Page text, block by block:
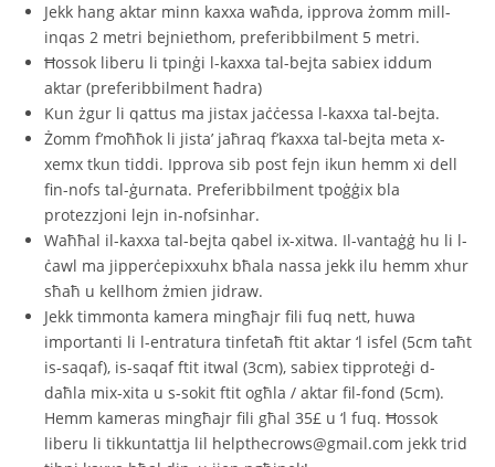
Jekk hang aktar minn kaxxa waħda, ipprova żomm mill-
inqas 2 metri bejniethom, preferibbilment 5 metri.
Ħossok liberu li tpinġi l-kaxxa tal-bejta sabiex iddum
aktar (preferibbilment ħadra)
Kun żgur li qattus ma jistax jaċċessa l-kaxxa tal-bejta.
Żomm f’moħħok li jista’ jaħraq f’kaxxa tal-bejta meta x-
xemx tkun tiddi. Ipprova sib post fejn ikun hemm xi dell
fin-nofs tal-ġurnata. Preferibbilment tpoġġix bla
protezzjoni lejn in-nofsinhar.
Waħħal il-kaxxa tal-bejta qabel ix-xitwa. Il-vantaġġ hu li l-
ċawl ma jipperċepixxuhx bħala nassa jekk ilu hemm xhur
sħaħ u kellhom żmien jidraw.
Jekk timmonta kamera mingħajr fili fuq nett, huwa
importanti li l-entratura tinfetaħ ftit aktar ‘l isfel (5cm taħt
is-saqaf), is-saqaf ftit itwal (3cm), sabiex tipproteġi d-
daħla mix-xita u s-sokit ftit ogħla / aktar fil-fond (5cm).
Hemm kameras mingħajr fili għal 35£ u ‘l fuq. Ħossok
liberu li tikkuntattja lil helpthecrows@gmail.com jekk trid